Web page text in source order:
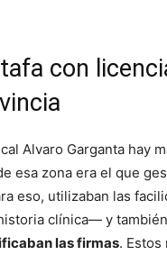
con
Alvaro Garganta hay
esa zona era el que
eso, utilizaban las
clínica— y también
las firmas.